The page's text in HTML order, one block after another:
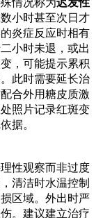
小时甚至次日才
炎症反应时相有
小时未退，或出
，可能提示累积
此时需要延长治
合外用糖皮质激
照片记录红斑变
据。
性观察而非过度
清洁时水温控制
区域。外出时严
。建议建立治疗